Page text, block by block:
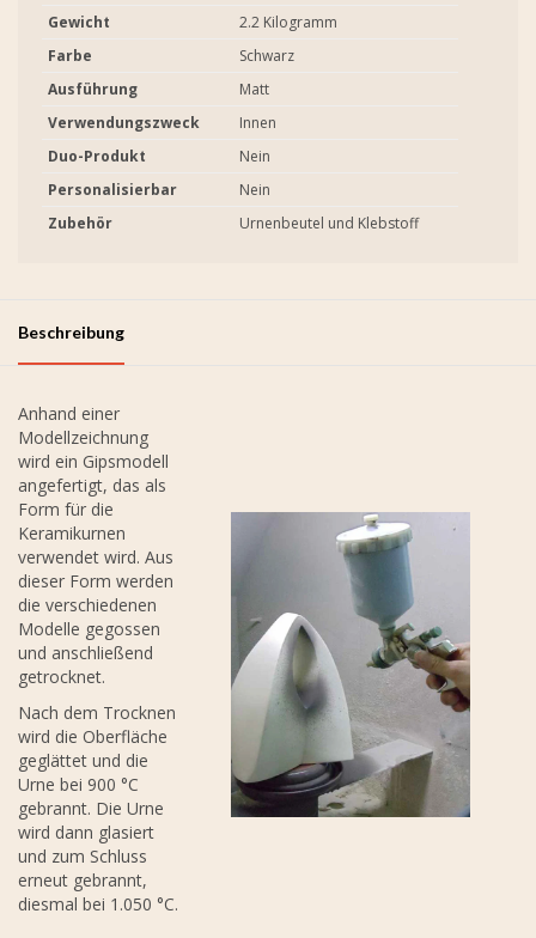
Gewicht
2.2 Kilogramm
Farbe
Schwarz
Ausführung
Matt
Verwendungszweck
Innen
Duo-Produkt
Nein
Personalisierbar
Nein
Zubehör
Urnenbeutel und Klebstoff
Beschreibung
Anhand einer
Modellzeichnung
wird ein Gipsmodell
angefertigt, das als
Form für die
Keramikurnen
verwendet wird. Aus
dieser Form werden
die verschiedenen
Modelle gegossen
und anschließend
getrocknet.
Nach dem Trocknen
wird die Oberfläche
geglättet und die
Urne bei 900 °C
gebrannt. Die Urne
wird dann glasiert
und zum Schluss
erneut gebrannt,
diesmal bei 1.050 °C.